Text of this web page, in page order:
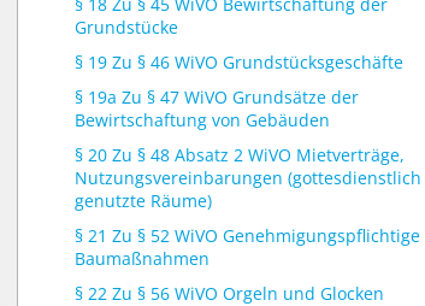
Grundstücke
§ 19 Zu § 46 WiVO Grundstücksgeschäfte
§ 19a Zu § 47 WiVO Grundsätze der
Bewirtschaftung von Gebäuden
§ 20 Zu § 48 Absatz 2 WiVO Mietverträge,
Nutzungsvereinbarungen (gottesdienstlich
genutzte Räume)
§ 21 Zu § 52 WiVO Genehmigungspflichtige
Baumaßnahmen
§ 22 Zu § 56 WiVO Orgeln und Glocken